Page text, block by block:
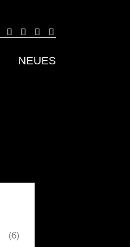
E-
page
opens
Facebook
opens
in
Instagram
opens
in
YouTube
opens
in
NEUES
(6)